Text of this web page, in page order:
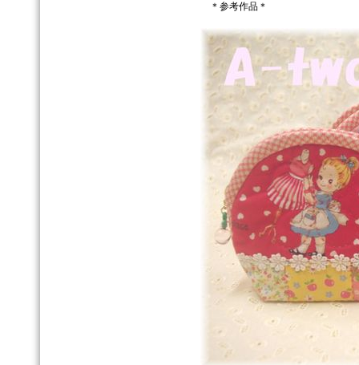
＊参考作品＊